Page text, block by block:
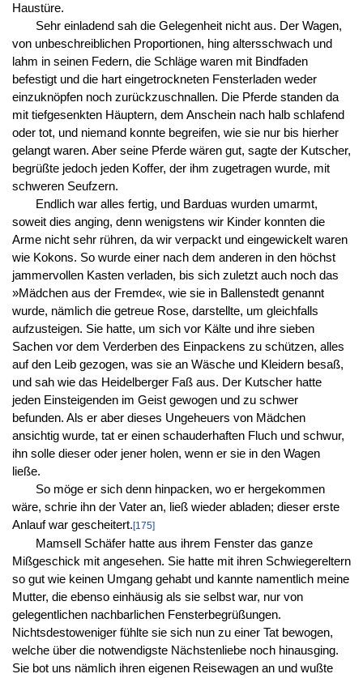
Haustüre.
Sehr einladend sah die Gelegenheit nicht aus. Der Wagen,
von unbeschreiblichen Proportionen, hing altersschwach und
lahm in seinen Federn, die Schläge waren mit Bindfaden
befestigt und die hart eingetrockneten Fensterladen weder
einzuknöpfen noch zurückzuschnallen. Die Pferde standen da
mit tiefgesenkten Häuptern, dem Anschein nach halb schlafend
oder tot, und niemand konnte begreifen, wie sie nur bis hierher
gelangt waren. Aber seine Pferde wären gut, sagte der Kutscher,
begrüßte jedoch jeden Koffer, der ihm zugetragen wurde, mit
schweren Seufzern.
Endlich war alles fertig, und Barduas wurden umarmt,
soweit dies anging, denn wenigstens wir Kinder konnten die
Arme nicht sehr rühren, da wir verpackt und eingewickelt waren
wie Kokons. So wurde einer nach dem anderen in den höchst
jammervollen Kasten verladen, bis sich zuletzt auch noch das
»Mädchen aus der Fremde«, wie sie in Ballenstedt genannt
wurde, nämlich die getreue Rose, darstellte, um gleichfalls
aufzusteigen. Sie hatte, um sich vor Kälte und ihre sieben
Sachen vor dem Verderben des Einpackens zu schützen, alles
auf den Leib gezogen, was sie an Wäsche und Kleidern besaß,
und sah wie das Heidelberger Faß aus. Der Kutscher hatte
jeden Einsteigenden im Geist gewogen und zu schwer
befunden. Als er aber dieses Ungeheuers von Mädchen
ansichtig wurde, tat er einen schauderhaften Fluch und schwur,
ihn solle dieser oder jener holen, wenn er sie in den Wagen
ließe.
So möge er sich denn hinpacken, wo er hergekommen
wäre, schrie ihn der Vater an, ließ wieder abladen; dieser erste
Anlauf war gescheitert.[175]
Mamsell Schäfer hatte aus ihrem Fenster das ganze
Mißgeschick mit angesehen. Sie hatte mit ihren Schwiegereltern
so gut wie keinen Umgang gehabt und kannte namentlich meine
Mutter, die ebenso einhäusig als sie selbst war, nur von
gelegentlichen nachbarlichen Fensterbegrüßungen.
Nichtsdestoweniger fühlte sie sich nun zu einer Tat bewogen,
welche über die notwendigste Nächstenliebe noch hinausging.
Sie bot uns nämlich ihren eigenen Reisewagen an und wußte